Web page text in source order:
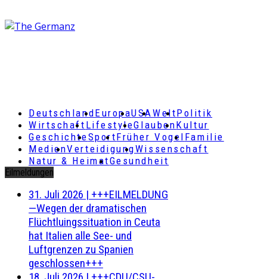
DeutschlandEuropaUSAWeltPolitik
Wirtschaft LifestyleGlaubenKultur
GeschichteSportFrüher Vogel Familie
MedienVerteidigungWissenschaft
Natur & HeimatGesundheit
Eilmeldungen
31. Juli 2026 | +++EILMELDUNG
—Wegen der dramatischen
Flüchtluingssituation in Ceuta
hat Italien alle See- und
Luftgrenzen zu Spanien
geschlossen+++